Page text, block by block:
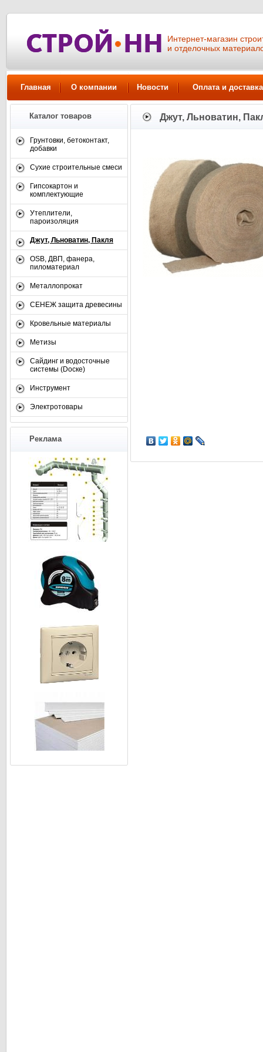
Интернет-магазин
и отделочных
Главная О компании Новости Оплата и доставка
Каталог товаров
Грунтовки, бетоконтакт,
добавки
Сухие строительные смеси
Гипсокартон и
комплектующие
Утеплители,
пароизоляция
Джут, Льноватин, Пакля
OSB, ДВП, фанера,
пиломатериал
Металлопрокат
СЕНЕЖ защита древесины
Кровельные материалы
Метизы
Сайдинг и водосточные
системы (Dоске)
Инструмент
Электротовары
Реклама
Джут, Льноватин,